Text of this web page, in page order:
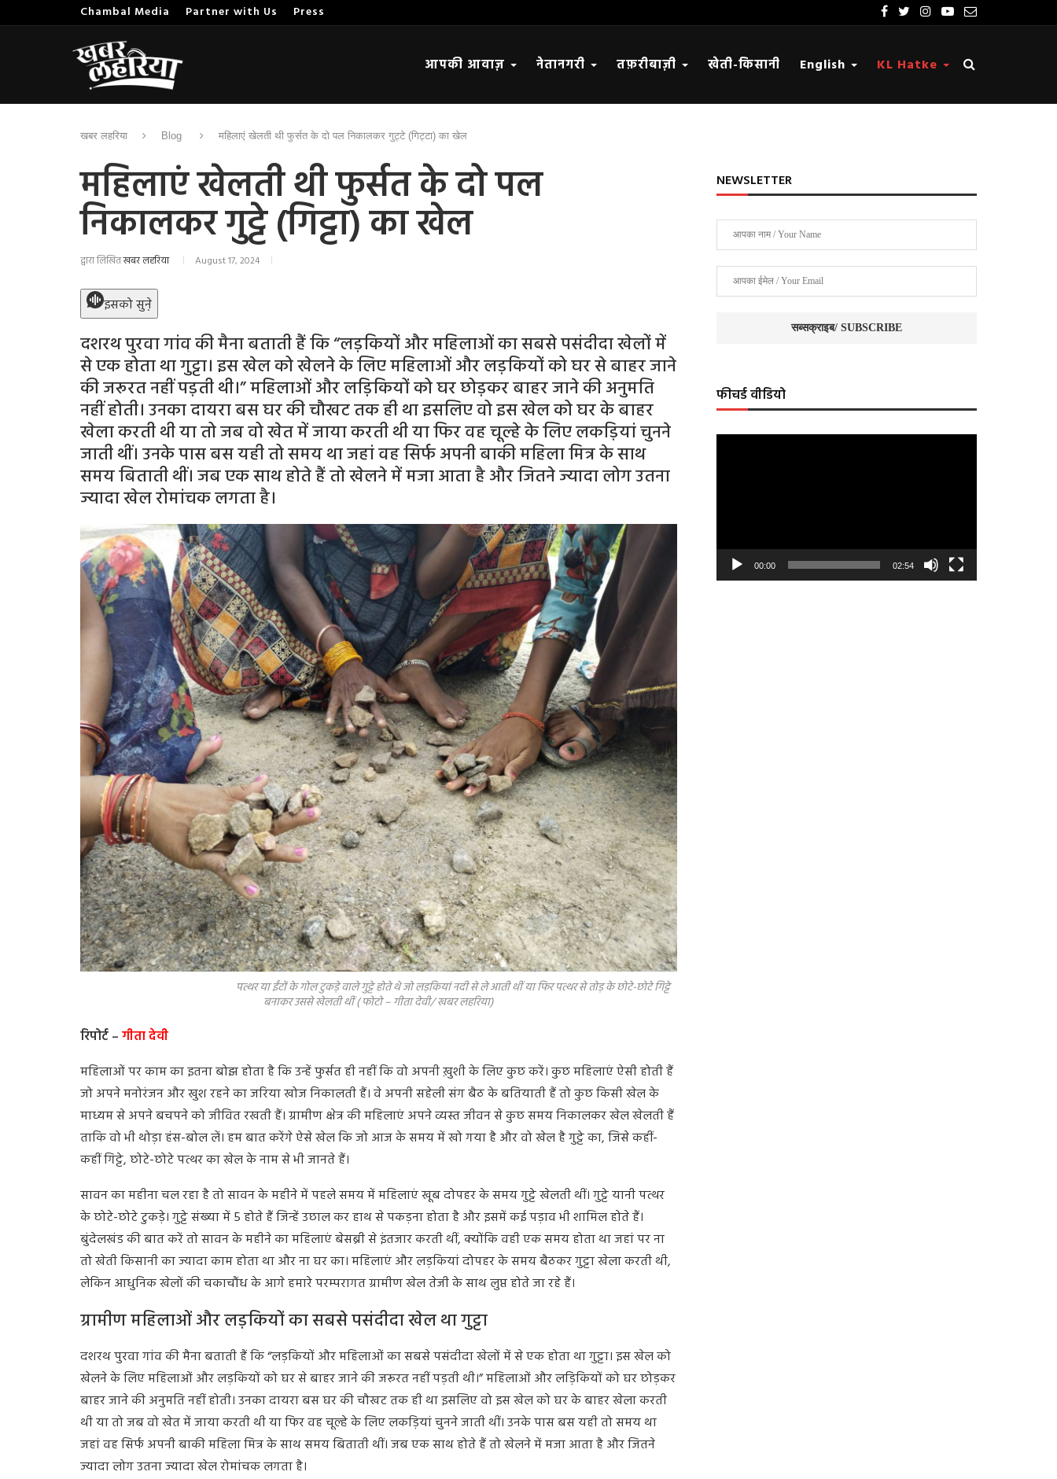
Chambal Media Partner with Us Press
आपकी आवाज़ नेतानगरी तफ़रीबाज़ी खेती-किसानी English KL Hatke
खबर लहरिया Blog महिलाएं खेलती थी फुर्सत के दो पल निकालकर गुट्टे (गिट्टा) का खेल
महिलाएं खेलती थी फुर्सत के दो पल
निकालकर गुट्टे (गिट्टा) का खेल
द्वारा लिखितखबर लहरिया August 17, 2024
इसको सुने़
दशरथ पुरवा गांव की मैना बताती हैं कि “लड़कियों और महिलाओं का सबसे पसंदीदा खेलों में
से एक होता था गुट्टा। इस खेल को खेलने के लिए महिलाओं और लड़कियों को घर से बाहर जाने
की जरूरत नहीं पड़ती थी।” महिलाओं और लड़िकियों को घर छोड़कर बाहर जाने की अनुमति
नहीं होती। उनका दायरा बस घर की चौखट तक ही था इसलिए वो इस खेल को घर के बाहर
खेला करती थी या तो जब वो खेत में जाया करती थी या फिर वह चूल्हे के लिए लकड़ियां चुनने
जाती थीं। उनके पास बस यही तो समय था जहां वह सिर्फ अपनी बाकी महिला मित्र के साथ
समय बिताती थीं। जब एक साथ होते हैं तो खेलने में मजा आता है और जितने ज्यादा लोग उतना
ज्यादा खेल रोमांचक लगता है।
पत्थर या ईंटों के गोल टुकड़े वाले गुट्टे होते थे जो लड़कियां नदी से ले आती थीं या फिर पत्थर से तोड़ के छोटे-छोटे गिट्टे
बनाकर उससे खेलती थीं ( फोटो – गीता देवी/ खबर लहरिया)
रिपोर्ट –गीता देवी
महिलाओं पर काम का इतना बोझ होता है कि उन्हें फुर्सत ही नहीं कि वो अपनी ख़ुशी के लिए कुछ करें। कुछ महिलाएं ऐसी होती हैं
जो अपने मनोरंजन और खुश रहने का जरिया खोज निकालती हैं। वे अपनी सहेली संग बैठ के बतियाती हैं तो कुछ किसी खेल के
माध्यम से अपने बचपने को जीवित रखती हैं। ग्रामीण क्षेत्र की महिलाएं अपने व्यस्त जीवन से कुछ समय निकालकर खेल खेलती हैं
ताकि वो भी थोड़ा हंस-बोल लें। हम बात करेंगे ऐसे खेल कि जो आज के समय में खो गया है और वो खेल है गुट्टे का, जिसे कहीं-
कहीं गिट्टे, छोटे-छोटे पत्थर का खेल के नाम से भी जानते हैं।
सावन का महीना चल रहा है तो सावन के महीने में पहले समय में महिलाएं खूब दोपहर के समय गुट्टे खेलती थीं। गुट्टे यानी पत्थर
के छोटे-छोटे टुकड़े। गुट्टे संख्या में 5 होते हैं जिन्हें उछाल कर हाथ से पकड़ना होता है और इसमें कई पड़ाव भी शामिल होते हैं।
बुंदेलखंड की बात करें तो सावन के महीने का महिलाएं बेसब्री से इंतजार करती थीं, क्योंकि वही एक समय होता था जहां पर ना
तो खेती किसानी का ज्यादा काम होता था और ना घर का। महिलाएं और लड़कियां दोपहर के समय बैठकर गुट्टा खेला करती थी,
लेकिन आधुनिक खेलों की चकाचौंध के आगे हमारे परम्परागत ग्रामीण खेल तेजी के साथ लुप्त होते जा रहे हैं।
ग्रामीण महिलाओं और लड़कियों का सबसे पसंदीदा खेल था गुट्टा
दशरथ पुरवा गांव की मैना बताती हैं कि “लड़कियों और महिलाओं का सबसे पसंदीदा खेलों में से एक होता था गुट्टा। इस खेल को
खेलने के लिए महिलाओं और लड़कियों को घर से बाहर जाने की जरूरत नहीं पड़ती थी।” महिलाओं और लड़िकियों को घर छोड़कर
बाहर जाने की अनुमति नहीं होती। उनका दायरा बस घर की चौखट तक ही था इसलिए वो इस खेल को घर के बाहर खेला करती
थी या तो जब वो खेत में जाया करती थी या फिर वह चूल्हे के लिए लकड़ियां चुनने जाती थीं। उनके पास बस यही तो समय था
जहां वह सिर्फ अपनी बाकी महिला मित्र के साथ समय बिताती थीं। जब एक साथ होते हैं तो खेलने में मजा आता है और जितने
ज्यादा लोग उतना ज्यादा खेल रोमांचक लगता है।
NEWSLETTER
फीचर्ड वीडियो
00:00 02:54